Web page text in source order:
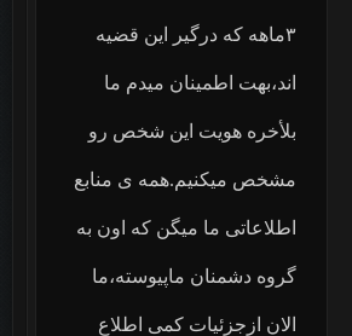
۳ماهه که درگیر این قضیه
اند،بهت اطمینان میدم ما
بلأخره هویت این شخص رو
مشخص میکنیم.همه ی منابع
اطلاعاتی ما میگن که اون به
گروه دشمنان ماپیوسته،ما
الان ازجزئیات کمی اطلاع